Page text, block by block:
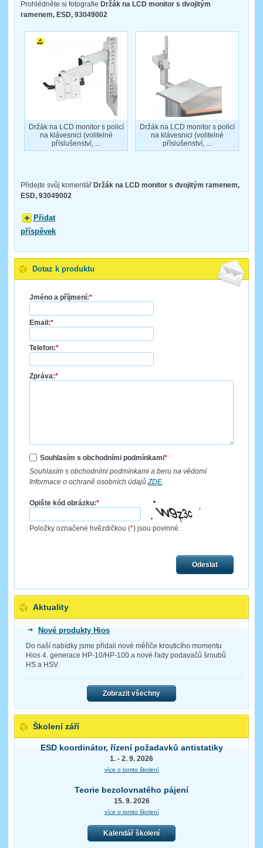
Prohlédněte si fotografie Držák na LCD monitor s dvojitým
ramenem, ESD, 93049002
Držák na LCD monitor s policí
na klávesnici (volitelné
příslušenství, ...
Držák na LCD monitor s policí
na klávesnici (volitelné
příslušenství, ...
Přidejte svůj komentář Držák na LCD monitor s dvojitým ramenem,
ESD, 93049002
Přidat
příspěvek
Dotaz k produktu
Jméno a příjmení:*
Email:*
Telefon:*
Zpráva:*
Souhlasím s obchodními podmínkami*
Souhlasím s obchodními podmínkami a beru na vědomí
Informace o ochraně osobních údajůZDE.
Opište kód obrázku:*
Položky označené hvězdičkou (*) jsou povinné.
Odeslat
Aktuality
Nové produkty Hios
Do naší nabídky jsme přidali nové měřiče krouticího momentu
Hios 4. generace HP-10/HP-100 a nové řady podavačů šroubů
HS a HSV.
Zobrazit všechny
Školení září
ESD koordinátor, řízení požadavků antistatiky
1. - 2. 9. 2026
více o tomto školení
Teorie bezolovnatého pájení
15. 9. 2026
více o tomto školení
Kalendář školení